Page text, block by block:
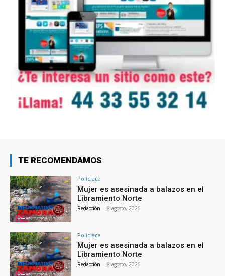
TE RECOMENDAMOS
Policiaca
Mujer es asesinada a balazos en el
Libramiento Norte
Redacción - 8 agosto, 2026
Policiaca
Mujer es asesinada a balazos en el
Libramiento Norte
Redacción - 8 agosto, 2026